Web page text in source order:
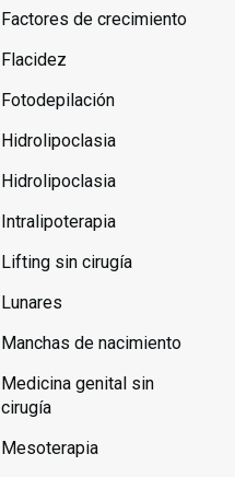
Factores de crecimiento
Flacidez
Fotodepilación
Hidrolipoclasia
Hidrolipoclasia
Intralipoterapia
Lifting sin cirugía
Lunares
Manchas de nacimiento
Medicina genital sin
cirugía
Mesoterapia